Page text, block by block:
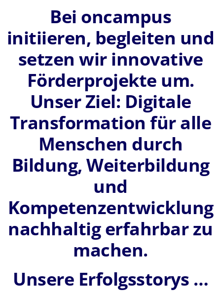
Bei oncampus
initiieren, begleiten und
setzen wir innovative
Förderprojekte um.
Unser Ziel: Digitale
Transformation für alle
Menschen durch
Bildung, Weiterbildung
und
Kompetenzentwicklung
nachhaltig erfahrbar zu
machen.
Unsere Erfolgsstorys …